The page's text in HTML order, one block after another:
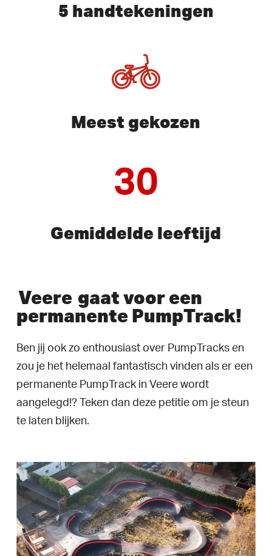
5 handtekeningen
Meest gekozen
30
Gemiddelde leeftijd
Veere gaat voor een
permanente PumpTrack!
Ben jij ook zo enthousiast over PumpTracks en
zou je het helemaal fantastisch vinden als er een
permanente PumpTrack in Veere wordt
aangelegd!? Teken dan deze petitie om je steun
te laten blijken.